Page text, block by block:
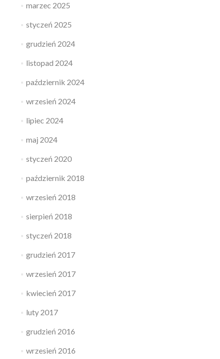
marzec 2025
styczeń 2025
grudzień 2024
listopad 2024
październik 2024
wrzesień 2024
lipiec 2024
maj 2024
styczeń 2020
październik 2018
wrzesień 2018
sierpień 2018
styczeń 2018
grudzień 2017
wrzesień 2017
kwiecień 2017
luty 2017
grudzień 2016
wrzesień 2016